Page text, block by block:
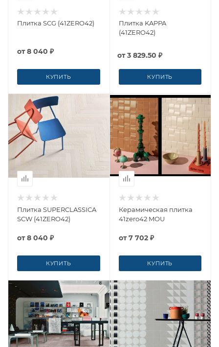
Плитка SCG (41ZERO42)
от8 040 ₽
КУПИТЬ
Плитка KAPPA
(41ZERO42)
от3 829.50 ₽
КУПИТЬ
Плитка SUPERCLASSICA
SCW (41ZERO42)
от8 040 ₽
КУПИТЬ
Керамическая плитка
41zero42 MOU
от7 702 ₽
КУПИТЬ